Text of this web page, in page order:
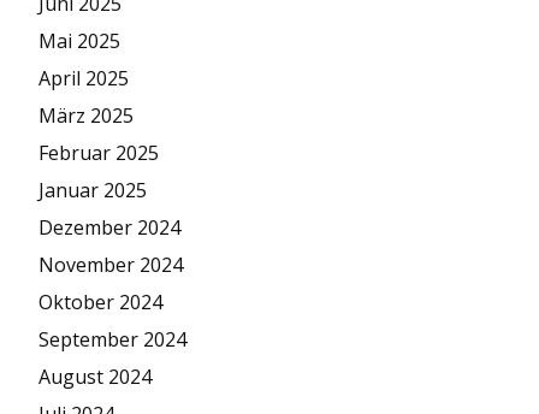
Mai 2025
April 2025
März 2025
Februar 2025
Januar 2025
Dezember 2024
November 2024
Oktober 2024
September 2024
August 2024